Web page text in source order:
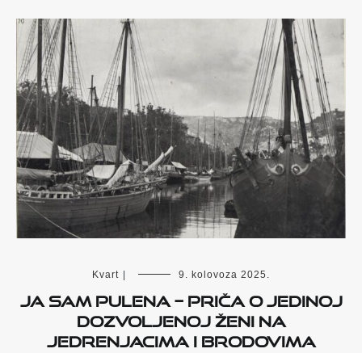
Kvart 9. kolovoza 2025.
JA SAM PULENA – Priča o jedinoj
dozvoljenoj ženi na
jedrenjacima i brodovima